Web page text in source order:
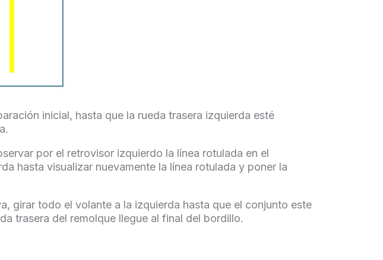
inicial, hasta que la rueda trasera izquierda esté
por el retrovisor izquierdo la línea rotulada en el
hasta visualizar nuevamente la línea rotulada y poner la
girar todo el volante a la izquierda hasta que el conjunto este
trasera del remolque llegue al final del bordillo.